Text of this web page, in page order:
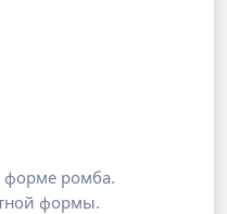
форме ромба.
формы.